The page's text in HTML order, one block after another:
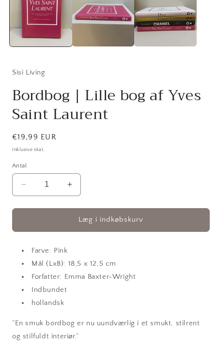
modus
Sisi Living
Bordbog | Lille bog af Yves
Saint Laurent
Normalpris
€19,99 EUR
Inklusive skat.
Antal
Reducer
antallet
for
bog
Saint
Laurent
Øg
antallet
for
Bordbog
af
Saint
Læg i indkøbskurv
Farve: Pink
Mål (LxB): 18,5 x 12,5 cm
Forfatter: Emma Baxter-Wright
Indbundet
hollandsk
”En smuk bordbog er nu uundværlig i et smukt, stilrent
og stilfuldt interiør.”